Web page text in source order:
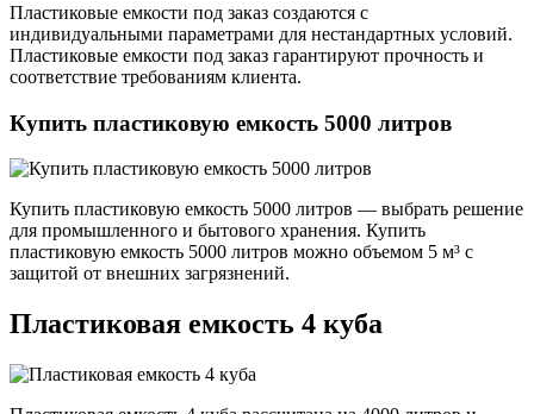
Пластиковые емкости под заказ создаются с
индивидуальными параметрами для нестандартных условий.
Пластиковые емкости под заказ гарантируют прочность и
соответствие требованиям клиента.
Купить пластиковую емкость 5000 литров
Купить пластиковую емкость 5000 литров — выбрать решение
для промышленного и бытового хранения. Купить
пластиковую емкость 5000 литров можно объемом 5 м³ с
защитой от внешних загрязнений.
Пластиковая емкость 4 куба